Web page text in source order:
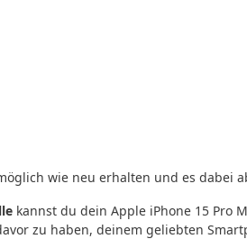
wie neu erhalten und es dabei
kannst du dein Apple iPhone 15 Pro
zu haben, deinem geliebten